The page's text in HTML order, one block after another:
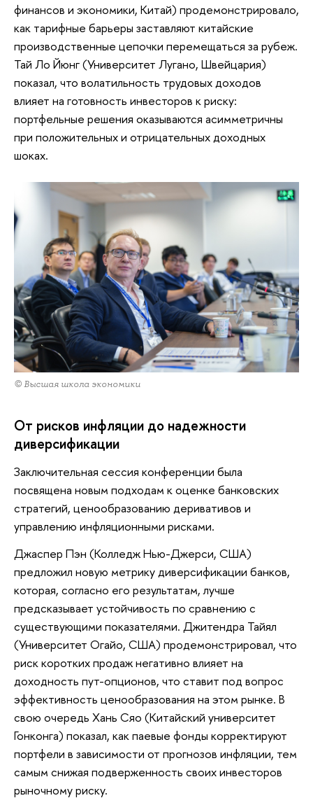
финансов и экономики, Китай) продемонстрировало,
как тарифные барьеры заставляют китайские
производственные цепочки перемещаться за рубеж.
Тай Ло Йюнг (Университет Лугано, Швейцария)
показал, что волатильность трудовых доходов
влияет на готовность инвесторов к риску:
портфельные решения оказываются асимметричны
при положительных и отрицательных доходных
шоках.
© Высшая школа экономики
От рисков инфляции до надежности
диверсификации
Заключительная сессия конференции была
посвящена новым подходам к оценке банковских
стратегий, ценообразованию деривативов и
управлению инфляционными рисками.
Джаспер Пэн (Колледж Нью-Джерси, США)
предложил новую метрику диверсификации банков,
которая, согласно его результатам, лучше
предсказывает устойчивость по сравнению с
существующими показателями. Джитендра Тайял
(Университет Огайо, США) продемонстрировал, что
риск коротких продаж негативно влияет на
доходность пут-опционов, что ставит под вопрос
эффективность ценообразования на этом рынке. В
свою очередь Хань Сяо (Китайский университет
Гонконга) показал, как паевые фонды корректируют
портфели в зависимости от прогнозов инфляции, тем
самым снижая подверженность своих инвесторов
рыночному риску.